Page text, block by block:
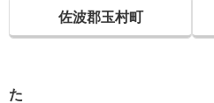
佐波郡玉村町
た